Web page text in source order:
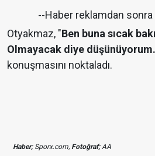
--Haber reklamdan
Otyakmaz, "Ben buna sıcak
Olmayacak diye düşünüyorum.
konuşmasını noktaladı.
Haber;Sporx.com, Fotoğraf;AA